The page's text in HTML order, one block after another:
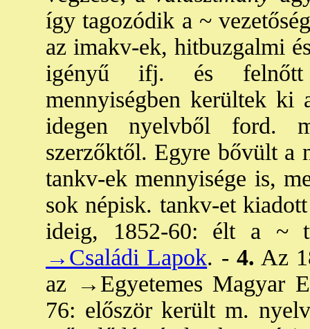
így tagozódik a ~
az imakv-ek, hitbuzgalmi
igényű ifj. és felnőtt
mennyiségben kerültek ki
idegen nyelvből ford.
szerzőktől. Egyre bővült a
tankv-ek mennyisége is,
sok népisk. tankv-et
ideig, 1852-60: élt a ~
→Családi Lapok. - 4. Az
az
→Egyetemes Magyar
76: először került m.